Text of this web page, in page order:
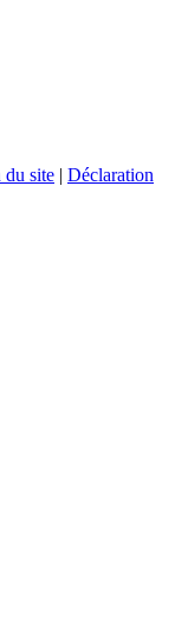
du site | Déclaration